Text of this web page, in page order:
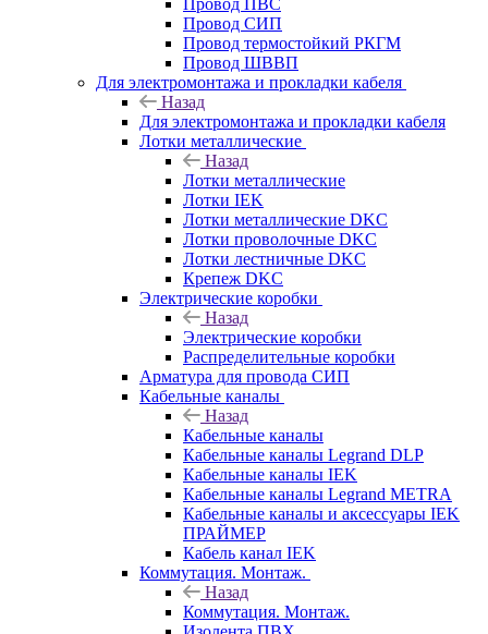
Провод СИП
Провод термостойкий РКГМ
Провод ШВВП
Для электромонтажа и прокладки кабеля
Назад
Для электромонтажа и прокладки кабеля
Лотки металлические
Назад
Лотки металлические
Лотки IEK
Лотки металлические DKC
Лотки проволочные DKC
Лотки лестничные DKC
Крепеж DKC
Электрические коробки
Назад
Электрические коробки
Распределительные коробки
Арматура для провода СИП
Кабельные каналы
Назад
Кабельные каналы
Кабельные каналы Legrand DLP
Кабельные каналы IEK
Кабельные каналы Legrand METRA
Кабельные каналы и аксессуары IEK
ПРАЙМЕР
Кабель канал IEK
Коммутация. Монтаж.
Назад
Коммутация. Монтаж.